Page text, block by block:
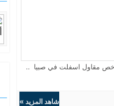
مقاول اسفلت في صبيا ..
شاهد المزيد »